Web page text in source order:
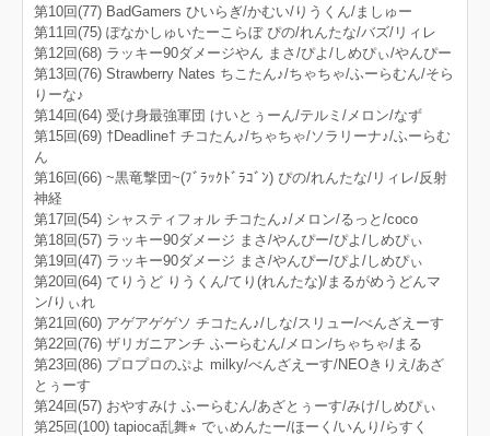
第10回(77) BadGamers ひいらぎ/かむい/りうくん/ましゅー
第11回(75) ぽなかしゅいたーこらぼ ぴの/れんたな/バズ/リィレ
第12回(68) ラッキー90ダメージやん まさ/ぴよ/しめぴぃ/やんぴー
第13回(76) Strawberry Nates ちこたん♪/ちゃちゃ/ふーらむん/そら
りーな♪
第14回(64) 受け身最強軍団 けいとぅーん/テルミ/メロン/なず
第15回(69) †Deadline† チコたん♪/ちゃちゃ/ソラリーナ♪/ふーらむ
ん
第16回(66) ~黒竜撃団~(ﾌﾞﾗｯｸﾄﾞﾗｺﾞﾝ) ぴの/れんたな/リィレ/反射
神経
第17回(54) シャスティフォル チコたん♪/メロン/るっと/coco
第18回(57) ラッキー90ダメージ まさ/やんぴー/ぴよ/しめぴぃ
第19回(47) ラッキー90ダメージ まさ/やんぴー/ぴよ/しめぴぃ
第20回(64) てりうど りうくん/てり(れんたな)/まるがめうどんマ
ン/りぃれ
第21回(60) アゲアゲゲソ チコたん♪/しな/スリュー/べんざえーす
第22回(76) ザリガニアンチ ふーらむん/メロン/ちゃちゃ/まる
第23回(86) プロプロのぷよ milky/べんざえーす/NEOきりえ/あざ
とぅーす
第24回(57) おやすみけ ふーらむん/あざとぅーす/みけ/しめぴぃ
第25回(100) tapioca乱舞⭐︎ でぃめんたー/ほーく/いんり/らすく